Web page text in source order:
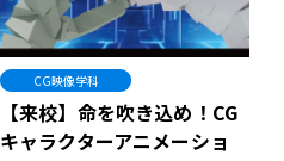
CG映像学科
【来校】命を吹き込め！CG
キャラクターアニメーショ